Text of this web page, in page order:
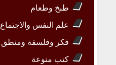
طبخ وطعام
علم النفس والاجتماع
فكر وفلسفة ومنطق
كتب منوعة